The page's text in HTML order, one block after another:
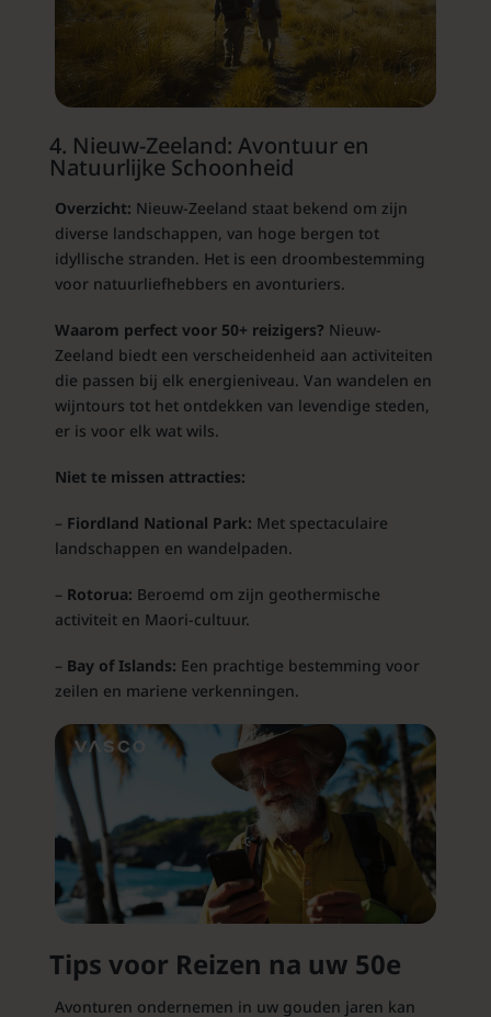
4. Nieuw-Zeeland: Avontuur en
Natuurlijke Schoonheid
Overzicht: Nieuw-Zeeland staat bekend om zijn
diverse landschappen, van hoge bergen tot
idyllische stranden. Het is een droombestemming
voor natuurliefhebbers en avonturiers.
Waarom perfect voor 50+ reizigers? Nieuw-
Zeeland biedt een verscheidenheid aan activiteiten
die passen bij elk energieniveau. Van wandelen en
wijntours tot het ontdekken van levendige steden,
er is voor elk wat wils.
Niet te missen attracties:
– Fiordland National Park: Met spectaculaire
landschappen en wandelpaden.
– Rotorua: Beroemd om zijn geothermische
activiteit en Maori-cultuur.
– Bay of Islands: Een prachtige bestemming voor
zeilen en mariene verkenningen.
Tips voor Reizen na uw 50e
Avonturen ondernemen in uw gouden jaren kan